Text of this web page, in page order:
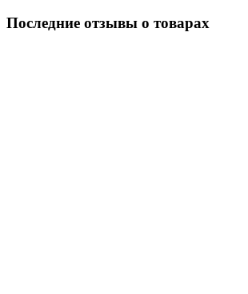
Последние отзывы о товарах